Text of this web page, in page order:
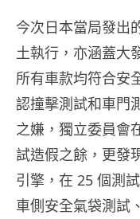
今次日本當局發出
土執行，亦涵蓋大
所有車款均符合安
認撞擊測試和車門
之嫌，獨立委員會
試造假之餘，更發
引擎，在 25 個測
車側安全氣袋測試